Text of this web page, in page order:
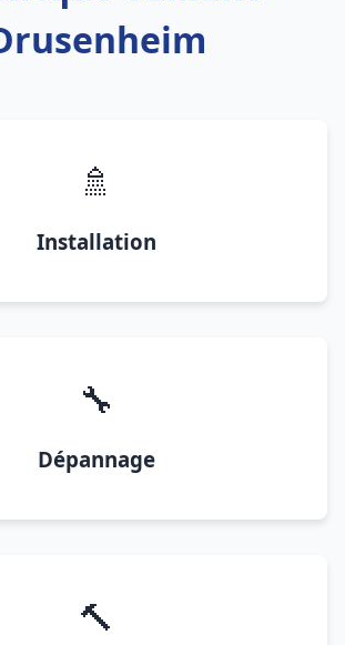
🚿
Installation
🔧
Dépannage
🔨